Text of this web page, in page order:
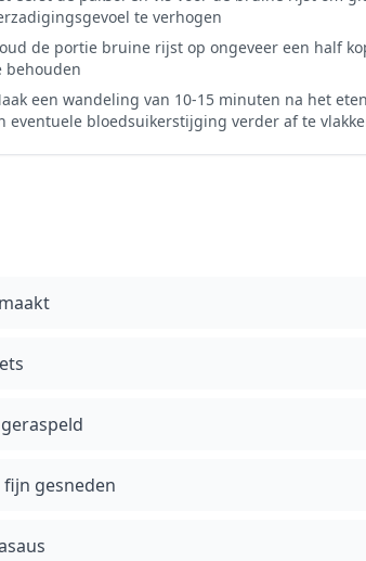
te verhogen
de portie bruine rijst op ongeveer een half
behouden
een wandeling van 10-15 minuten na het
eventuele bloedsuikerstijging verder af te
gesneden